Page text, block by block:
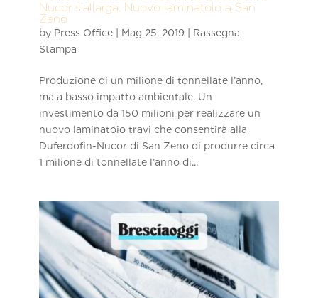
Nucor s’allarga. Nuovo laminatoio a San
Zeno
by Press Office| Mag 25, 2019| Rassegna
Stampa
Produzione di un milione di tonnellate l’anno,
ma a basso impatto ambientale. Un
investimento da 150 milioni per realizzare un
nuovo laminatoio travi che consentirà alla
Duferdofin-Nucor di San Zeno di produrre circa
1 milione di tonnellate l’anno di...